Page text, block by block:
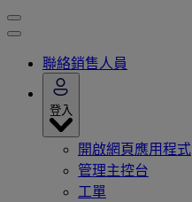
聯絡銷售人員
登入
開啟網頁應用程式
管理主控台
工單